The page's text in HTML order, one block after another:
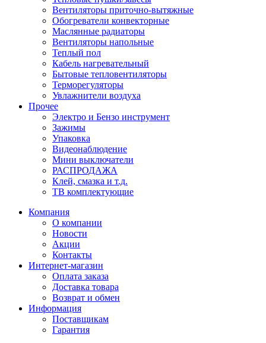
Вентиляторы приточно-вытяжные
Обогреватели конвекторные
Маслянные радиаторы
Вентиляторы напольные
Теплый пол
Кабель нагревательный
Бытовые тепловентиляторы
Терморегуляторы
Увлажнители воздуха
Прочее
Электро и Бензо инструмент
Зажимы
Упаковка
Видеонаблюдение
Мини выключатели
РАСПРОДАЖА
Клей, смазка и т.д.
ТВ комплектующие
Компания
О компании
Новости
Акции
Контакты
Интернет-магазин
Оплата заказа
Доставка товара
Возврат и обмен
Информация
Поставщикам
Гарантия